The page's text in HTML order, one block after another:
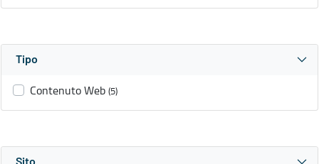
Tipo
Contenuto Web (5)